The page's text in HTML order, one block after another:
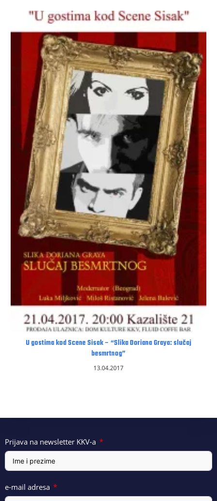
U gostima kod Scene Sisak – “Slika Doriana Graya: slučaj
besmrtnog”
13.04.2017
Prijava na newsletter KKV-a
e-mail adresa